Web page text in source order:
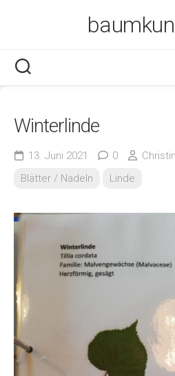
Winterlinde
13. Juni 2021 0
Blätter / Nadeln
Linde